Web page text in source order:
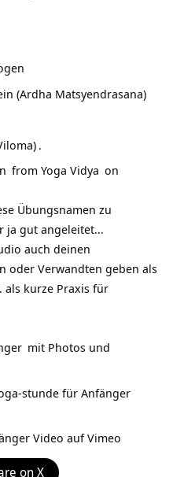
(Ardha Matsyendrasana)
.
from Yoga Vidya on
Übungsnamen zu
ja gut angeleitet…
auch deinen
oder Verwandten geben als
als kurze Praxis für
mit Photos und
stunde für Anfänger
Video auf Vimeo
on X